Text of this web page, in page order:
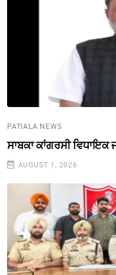
PATIALA NEWS
ਸਾਬਕਾ ਕਾਂਗਰਸੀ
AUGUST 1, 2026